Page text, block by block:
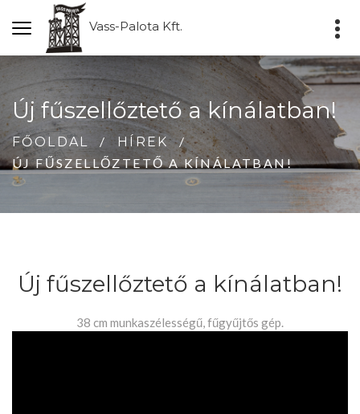
Vass-Palota Kft.
Új fűszellőztető a kínálatban!
FŐOLDAL
HÍREK
ÚJ FŰSZELLŐZTETŐ A KÍNÁLATBAN!
Új fűszellőztető a kínálatban!
38 cm munkaszélességű, fűgyűjtős gép.